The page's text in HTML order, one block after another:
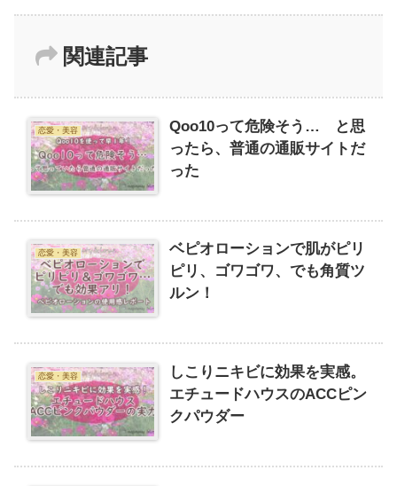
関連記事
恋愛・美容
Qoo10って危険そう… と思
ったら、普通の通販サイトだ
った
恋愛・美容
ベピオローションで肌がピリ
ピリ、ゴワゴワ、でも角質ツ
ルン！
恋愛・美容
しこりニキビに効果を実感。
エチュードハウスのACCピン
クパウダー